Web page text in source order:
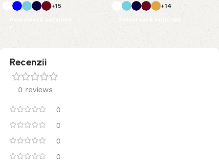
+15
Selectează opțiunile
+14
Selectează opțiunile
Recenzii
0 reviews
0
0
0
0